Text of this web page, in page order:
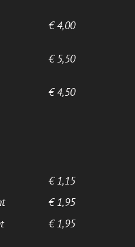
€ 4,00
€ 5,50
€ 4,50
€ 1,15
€ 1,95
€ 1,95